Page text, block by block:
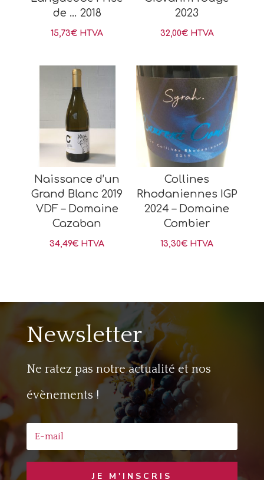
de … 2018
15,73€ HTVA
2023
32,00€ HTVA
Naissance d’un
Grand Blanc 2019
VDF – Domaine
Cazaban
34,49€ HTVA
Collines
Rhodaniennes IGP
2024 – Domaine
Combier
13,30€ HTVA
Newsletter
Ne ratez pas notre actualité et nos
évènements !
JE M'INSCRIS